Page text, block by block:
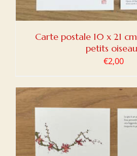
Carte postale 10 x 21
petits
€2,00